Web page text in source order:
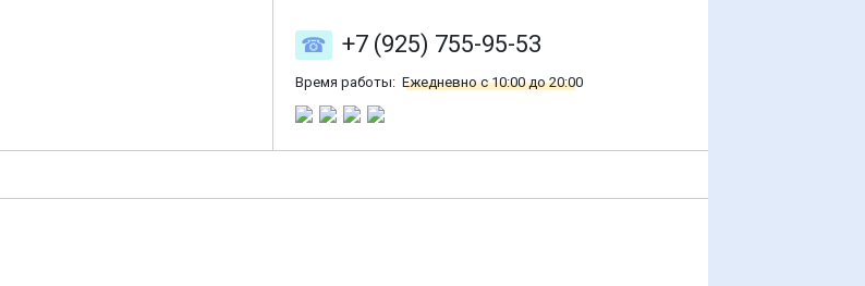
+7 (925) 755-95-53
Время работы: Ежедневно с 10:00 до 20:00